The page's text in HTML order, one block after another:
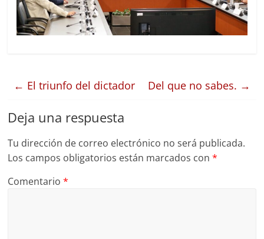
← El triunfo del dictador Del que no sabes. →
Deja una respuesta
Tu dirección de correo electrónico no será publicada.
Los campos obligatorios están marcados con*
Comentario*